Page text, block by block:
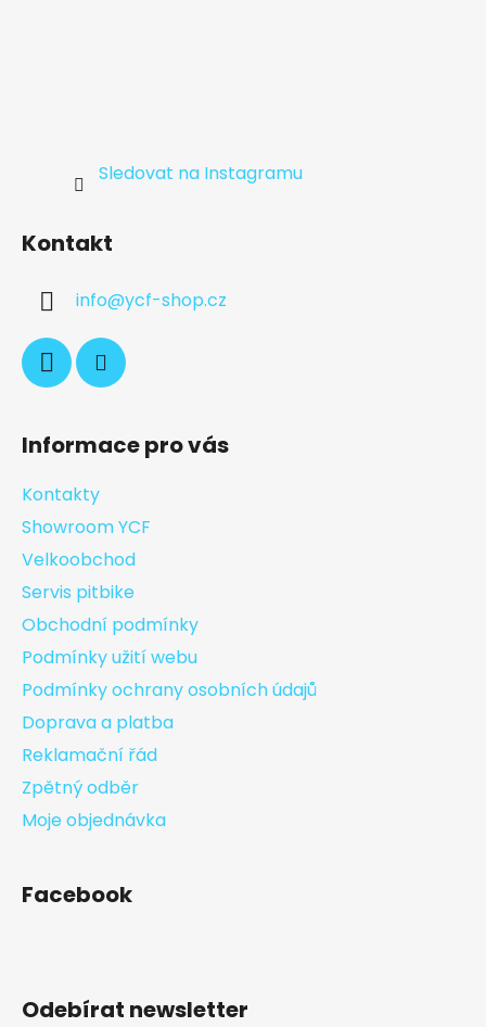
Sledovat na Instagramu
Kontakt
info@ycf-shop.cz
Informace pro vás
Kontakty
Showroom YCF
Velkoobchod
Servis pitbike
Obchodní podmínky
Podmínky užití webu
Podmínky ochrany osobních údajů
Doprava a platba
Reklamační řád
Zpětný odběr
Moje objednávka
Facebook
Odebírat newsletter